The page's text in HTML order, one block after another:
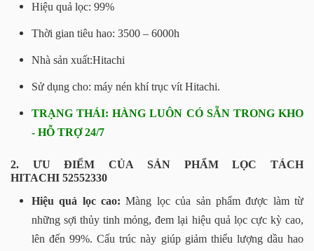
Hiệu quả lọc: 99%
Thời gian tiêu hao: 3500 – 6000h
Nhà sản xuất:Hitachi
Sử dụng cho: máy nén khí trục vít Hitachi.
TRẠNG THÁI: HÀNG LUÔN CÓ SẴN TRONG KHO
- HỖ TRỢ 24/7
2. ƯU ĐIỂM CỦA SẢN PHẨM LỌC TÁCH
HITACHI 52552330
Hiệu quả lọc cao: Màng lọc của sản phẩm được làm từ
những sợi thủy tinh mỏng, đem lại hiệu quả lọc cực kỳ cao,
lên đến 99%. Cấu trúc này giúp giảm thiểu lượng dầu hao